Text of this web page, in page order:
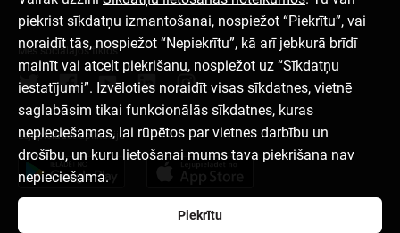
piekrist sīkdatņu izmantošanai, nospiežot “Piekrītu”, vai
noraidīt tās, nospiežot “Nepiekrītu”, kā arī jebkurā brīdī
mainīt vai atcelt piekrišanu, nospiežot uz “Sīkdatņu
iestatījumi”. Izvēloties noraidīt visas sīkdatnes, vietnē
saglabāsim tikai funkcionālās sīkdatnes, kuras
nepieciešamas, lai rūpētos par vietnes darbību un
drošību, un kuru lietošanai mums tava piekrišana nav
nepieciešama.
Piekrītu
Mēs sociālajos tīklos
Lejupielādēt aplikāciju